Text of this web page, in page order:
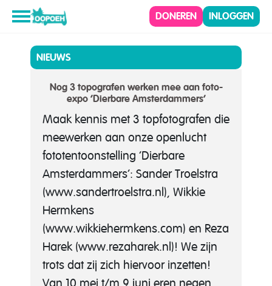
DONEREN INLOGGEN
NIEUWS
Nog 3 topografen werken mee aan foto-
expo ‘Dierbare Amsterdammers’
Maak kennis met 3 topfotografen die
meewerken aan onze openlucht
fototentoonstelling ‘Dierbare
Amsterdammers’: Sander Troelstra
(www.sandertroelstra.nl), Wikkie
Hermkens
(www.wikkiehermkens.com) en Reza
Harek (www.rezaharek.nl)! We zijn
trots dat zij zich hiervoor inzetten!